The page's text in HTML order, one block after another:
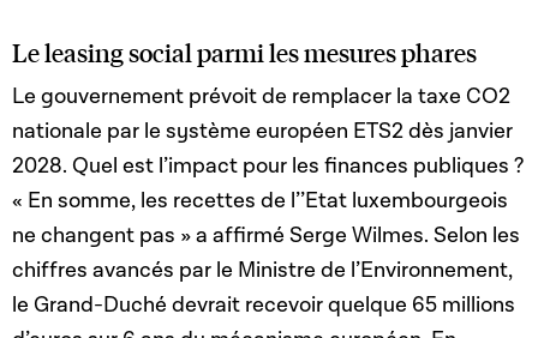
Le leasing social parmi les mesures phares
Le gouvernement prévoit de remplacer la taxe CO2
nationale par le système européen ETS2 dès janvier
2028. Quel est l’impact pour les finances publiques ?
« En somme, les recettes de l’’Etat luxembourgeois
ne changent pas » a affirmé Serge Wilmes. Selon les
chiffres avancés par le Ministre de l’Environnement,
le Grand-Duché devrait recevoir quelque 65 millions